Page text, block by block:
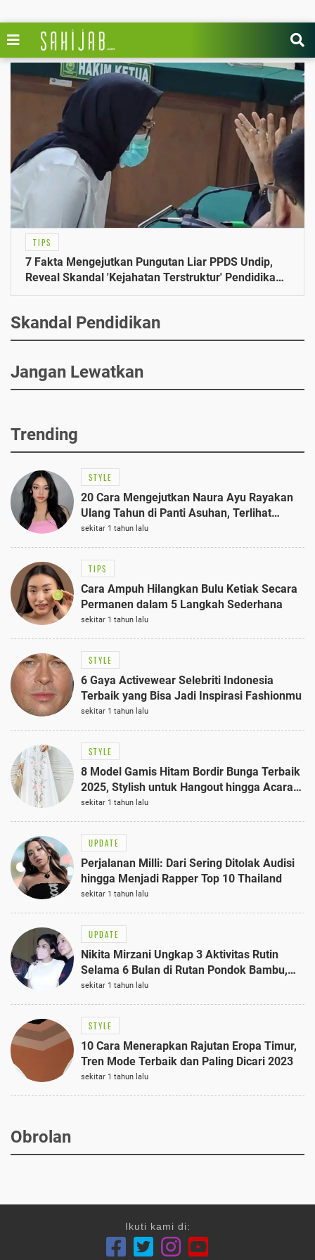
TIPS
7 Fakta Mengejutkan Pungutan Liar PPDS Undip,
Reveal Skandal 'Kejahatan Terstruktur' Pendidikan
Dokter
Skandal Pendidikan
Jangan Lewatkan
Trending
STYLE
20 Cara Mengejutkan Naura Ayu Rayakan
Ulang Tahun di Panti Asuhan, Terlihat
Anggun dengan Kaftan Cokelat
sekitar 1 tahun lalu
TIPS
Cara Ampuh Hilangkan Bulu Ketiak Secara
Permanen dalam 5 Langkah Sederhana
sekitar 1 tahun lalu
STYLE
6 Gaya Activewear Selebriti Indonesia
Terbaik yang Bisa Jadi Inspirasi Fashionmu
sekitar 1 tahun lalu
STYLE
8 Model Gamis Hitam Bordir Bunga Terbaik
2025, Stylish untuk Hangout hingga Acara
Semi-Formal
sekitar 1 tahun lalu
UPDATE
Perjalanan Milli: Dari Sering Ditolak Audisi
hingga Menjadi Rapper Top 10 Thailand
sekitar 1 tahun lalu
UPDATE
Nikita Mirzani Ungkap 3 Aktivitas Rutin
Selama 6 Bulan di Rutan Pondok Bambu,
Terungkap!
sekitar 1 tahun lalu
STYLE
10 Cara Menerapkan Rajutan Eropa Timur,
Tren Mode Terbaik dan Paling Dicari 2023
sekitar 1 tahun lalu
Obrolan
Ikuti kami di: